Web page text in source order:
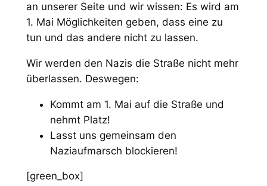
an unserer Seite und wir wissen: Es wird am
1. Mai Möglichkeiten geben, dass eine zu
tun und das andere nicht zu lassen.
Wir werden den Nazis die Straße nicht mehr
überlassen. Deswegen:
Kommt am 1. Mai auf die Straße und
nehmt Platz!
Lasst uns gemeinsam den
Naziaufmarsch blockieren!
[green_box]